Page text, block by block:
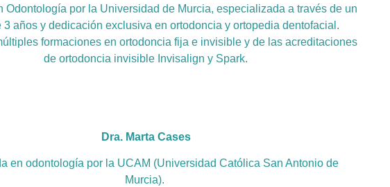
Odontología por la Universidad de Murcia, especializada a través de un
3 años y dedicación exclusiva en ortodoncia y ortopedia dentofacial.
formaciones en ortodoncia fija e invisible y de las acreditaciones
de ortodoncia invisible Invisalign y Spark.
Dra. Marta Cases
en odontología por la UCAM (Universidad Católica San Antonio de
Murcia).